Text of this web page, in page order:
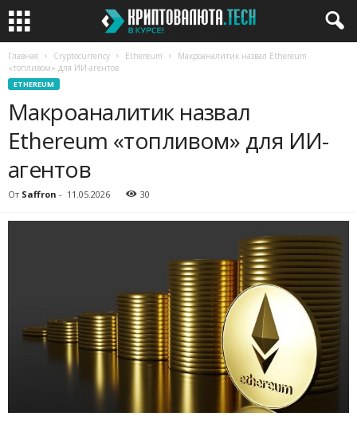
Главная Cryptocurrency Ethereum
Макроаналитик назвал Ethereum
«топливом» для ИИ-агентов
ETHEREUM
Макроаналитик назвал
Ethereum «топливом» для ИИ-
агентов
От Saffron - 11.05.2026 30